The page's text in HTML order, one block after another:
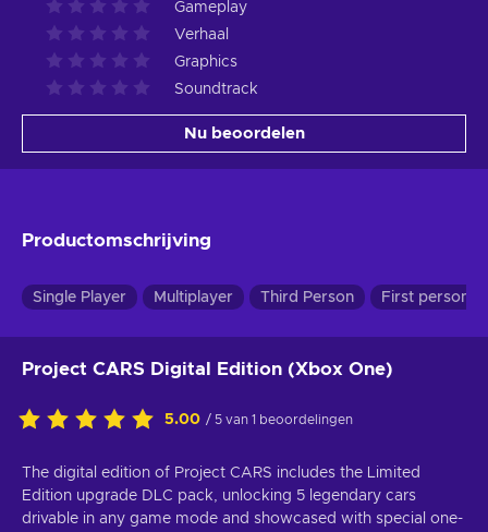
Gameplay
Verhaal
Graphics
Soundtrack
Nu beoordelen
Productomschrijving
Single Player Multiplayer Third Person First person
Project CARS Digital Edition (Xbox One)
5.00 / 5 van 1 beoordelingen
The digital edition of Project CARS includes the Limited
Edition upgrade DLC pack, unlocking 5 legendary cars
drivable in any game mode and showcased with special one-